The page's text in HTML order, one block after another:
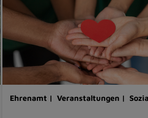
Ehrenamt | Veranstaltungen |